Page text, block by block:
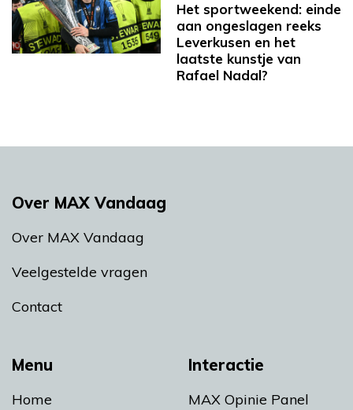
Het sportweekend: einde
aan ongeslagen reeks
Leverkusen en het
laatste kunstje van
Rafael Nadal?
Menu
Home
Interactie
MAX Opinie Panel
Over MAX Vandaag
Over MAX Vandaag
Veelgestelde vragen
Contact